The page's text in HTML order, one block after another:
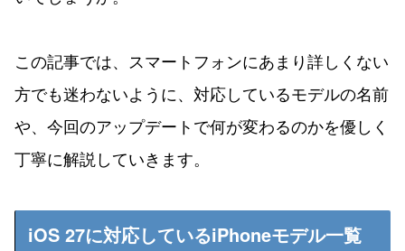
この記事では、スマートフォンにあまり詳しくない
方でも迷わないように、対応しているモデルの名前
や、今回のアップデートで何が変わるのかを優しく
丁寧に解説していきます。
iOS 27に対応しているiPhoneモデル一覧